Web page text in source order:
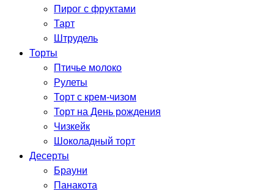
Пирог с фруктами
Тарт
Штрудель
Торты
Птичье молоко
Рулеты
Торт с крем-чизом
Торт на День рождения
Чизкейк
Шоколадный торт
Десерты
Брауни
Панакота